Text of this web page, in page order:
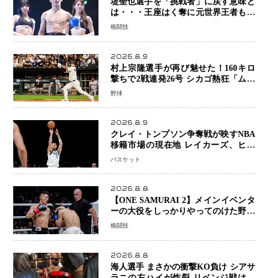
は・・・王座はく奪に元世界王者も疑
問符 見たいのは井上拓真選手、那須
格闘技
2026.8.9
村上宗隆選手が再び魅せた！160キロ
撃ちで2戦連発26号 シカゴ熱狂「ムネ
はスターだ」米ファンの人気も急上昇
野球
2026.8.9
クレイ・トンプソン争奪戦が映すNBA
移籍市場の現在地 レイカーズ、ヒー
トが注目する36歳の名シューターをマ
バスケット
2026.8.8
【ONE SAMURAI 2】メインイベンタ
ーの大役をしっかりやってのけた野杁
正明が衝撃のリベンジ！ リウ・メン
ーで完全決着
格闘技
2026.8.8
海人選手 まさかの衝撃KO負け シアサ